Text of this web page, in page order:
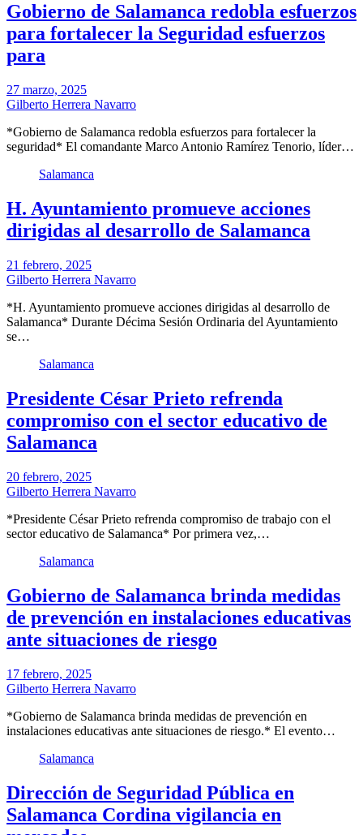
Gobierno de Salamanca redobla esfuerzos
para fortalecer la Seguridad esfuerzos
para
27 marzo, 2025
Gilberto Herrera Navarro
*Gobierno de Salamanca redobla esfuerzos para fortalecer la
seguridad* El comandante Marco Antonio Ramírez Tenorio, líder…
Salamanca
H. Ayuntamiento promueve acciones
dirigidas al desarrollo de Salamanca
21 febrero, 2025
Gilberto Herrera Navarro
*H. Ayuntamiento promueve acciones dirigidas al desarrollo de
Salamanca* Durante Décima Sesión Ordinaria del Ayuntamiento
se…
Salamanca
Presidente César Prieto refrenda
compromiso con el sector educativo de
Salamanca
20 febrero, 2025
Gilberto Herrera Navarro
*Presidente César Prieto refrenda compromiso de trabajo con el
sector educativo de Salamanca* Por primera vez,…
Salamanca
Gobierno de Salamanca brinda medidas
de prevención en instalaciones educativas
ante situaciones de riesgo
17 febrero, 2025
Gilberto Herrera Navarro
*Gobierno de Salamanca brinda medidas de prevención en
instalaciones educativas ante situaciones de riesgo.* El evento…
Salamanca
Dirección de Seguridad Pública en
Salamanca Cordina vigilancia en